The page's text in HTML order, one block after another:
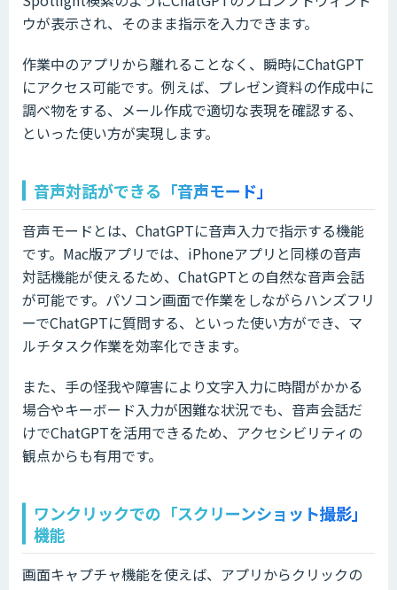
ウが表示され、そのまま指示を入力できます。
作業中のアプリから離れることなく、瞬時にChatGPT
にアクセス可能です。例えば、プレゼン資料の作成中に
調べ物をする、メール作成で適切な表現を確認する、
といった使い方が実現します。
音声対話ができる「音声モード」
音声モードとは、ChatGPTに音声入力で指示する機能
です。Mac版アプリでは、iPhoneアプリと同様の音声
対話機能が使えるため、ChatGPTとの自然な音声会話
が可能です。パソコン画面で作業をしながらハンズフリ
ーでChatGPTに質問する、といった使い方ができ、マ
ルチタスク作業を効率化できます。
また、手の怪我や障害により文字入力に時間がかかる
場合やキーボード入力が困難な状況でも、音声会話だ
けでChatGPTを活用できるため、アクセシビリティの
観点からも有用です。
ワンクリックでの「スクリーンショット撮影」
機能
画面キャプチャ機能を使えば、アプリからクリックの